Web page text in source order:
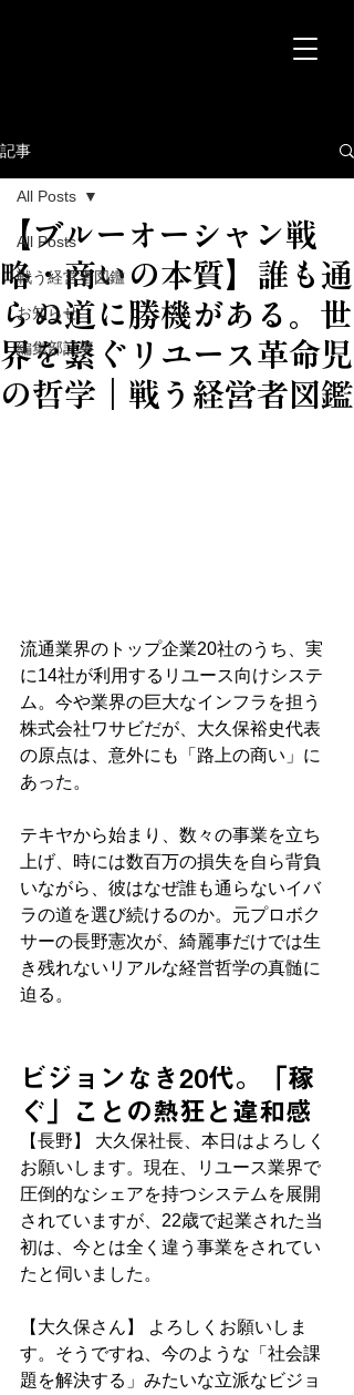
記事
All Posts
戦う経営者図鑑
お知らせ
編集部記事
All Posts
【ブルーオーシャン戦
略・商いの本質】誰も通
らぬ道に勝機がある。世
界を繋ぐリユース革命児
の哲学｜戦う経営者図鑑
流通業界のトップ企業20社のうち、実
に14社が利用するリユース向けシステ
ム。今や業界の巨大なインフラを担う
株式会社ワサビだが、大久保裕史代表
の原点は、意外にも「路上の商い」に
あった。
テキヤから始まり、数々の事業を立ち
上げ、時には数百万の損失を自ら背負
いながら、彼はなぜ誰も通らないイバ
ラの道を選び続けるのか。元プロボク
サーの長野憲次が、綺麗事だけでは生
き残れないリアルな経営哲学の真髄に
迫る。
ビジョンなき20代。「稼
ぐ」ことの熱狂と違和感
【長野】 大久保社長、本日はよろしく
お願いします。現在、リユース業界で
圧倒的なシェアを持つシステムを展開
されていますが、22歳で起業された当
初は、今とは全く違う事業をされてい
たと伺いました。
【大久保さん】 よろしくお願いしま
す。そうですね、今のような「社会課
題を解決する」みたいな立派なビジョ